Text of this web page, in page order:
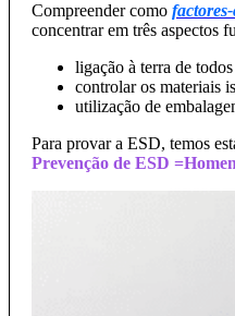
Compreender como
concentrar em três aspectos
ligação à terra de
controlar os materiais
utilização de
Para provar a ESD, temos
Prevenção de ESD